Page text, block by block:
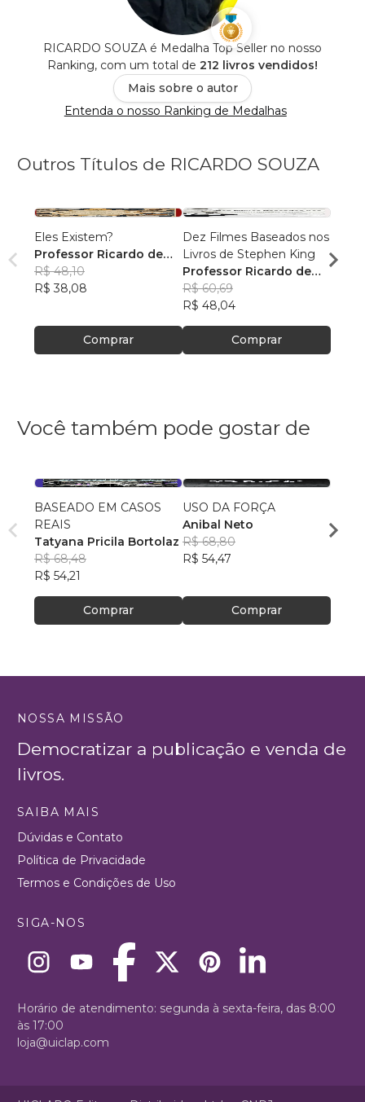
RICARDO SOUZA é Medalha Top Seller no nosso
Ranking, com um total de 212 livros vendidos!
Mais sobre o autor
Entenda o nosso Ranking de Medalhas
Outros Títulos de RICARDO SOUZA
Eles Existem?
Professor Ricardo de
Souza
R$ 48,10
R$ 38,08
Comprar
Dez Filmes Baseados nos
Livros de Stephen King
Professor Ricardo de
Souza
R$ 60,69
R$ 48,04
Comprar
R$
Você também pode gostar de
BASEADO EM CASOS
REAIS
Tatyana Pricila Bortolaz
R$ 68,48
R$ 54,21
Comprar
USO DA FORÇA
Anibal Neto
R$ 68,80
R$ 54,47
Comprar
NOSSA MISSÃO
Democratizar a publicação e venda de
livros.
SAIBA MAIS
Dúvidas e Contato
Política de Privacidade
Termos e Condições de Uso
SIGA-NOS
Horário de atendimento: segunda à sexta-feira, das 8:00
às 17:00
loja@uiclap.com